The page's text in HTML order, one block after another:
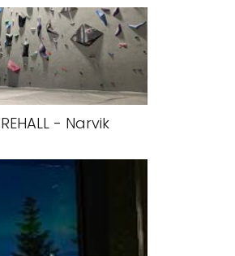
- Narvik